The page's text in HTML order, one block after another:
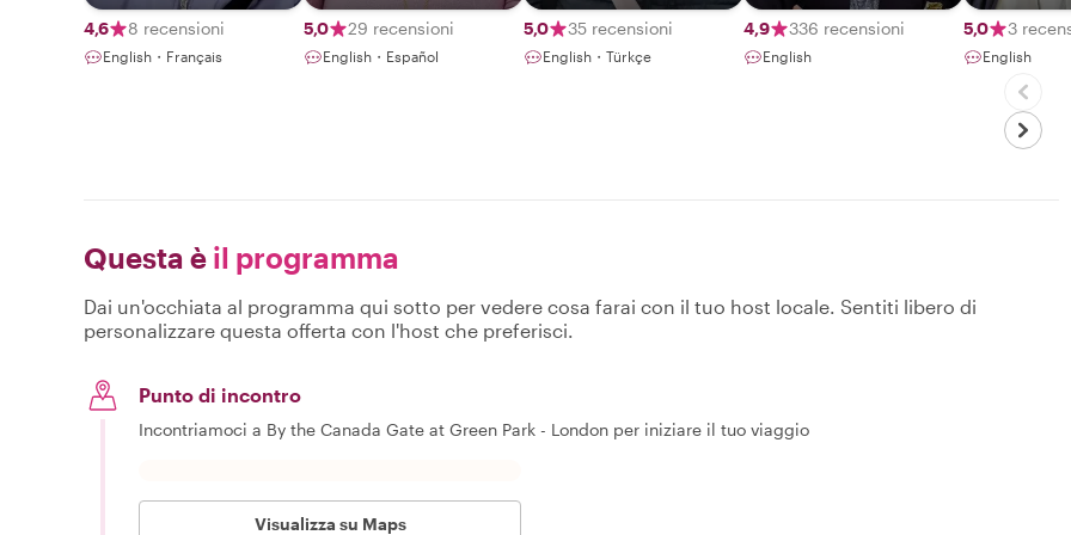
4,6 8 recensioni
English・Français
5,0 29 recensioni
English・Español
5,0 35 recensioni
English・Türkçe
4,9 336 recensioni
English
5,0 3
English
Questa è il programma
Dai un'occhiata al programma qui sotto per vedere cosa farai con il tuo host locale. Sentiti libero di
personalizzare questa offerta con l'host che preferisci.
Punto di incontro
Incontriamoci a By the Canada Gate at Green Park - London per iniziare il tuo viaggio
Visualizza su Maps